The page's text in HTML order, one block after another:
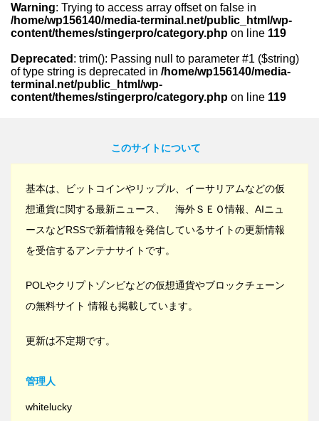
Warning: Trying to access array offset on false in
/home/wp156140/media-terminal.net/public_html/wp-
content/themes/stingerpro/category.php on line 119
Deprecated : trim(): Passing null to parameter #1 ($string)
of type string is deprecated in /home/wp156140/media-
terminal.net/public_html/wp-
content/themes/stingerpro/category.php on line 119
このサイトについて
基本は、ビットコインやリップル、イーサリアムなどの仮
想通貨に関する最新ニュース、 海外ＳＥＯ情報、AIニュ
ースなどRSSで新着情報を発信しているサイトの更新情報
を受信するアンテナサイトです。
POLやクリプトゾンビなどの仮想通貨やブロックチェーン
の無料サイト 情報も掲載しています。
更新は不定期です。
管理人
whitelucky